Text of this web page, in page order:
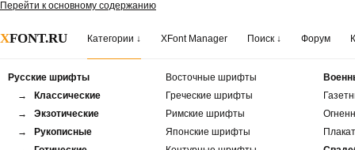
Перейти к основному содержанию
XFONT.RU Категории ↓ XFont Manager Поиск ↓ Форум
Русские шрифты
→ Классические
→ Экзотические
→ Рукописные
Восточные шрифты
Греческие шрифты
Римские шрифты
Японские шрифты